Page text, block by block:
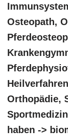
Osteopath,
Orthopädie,
haben ->